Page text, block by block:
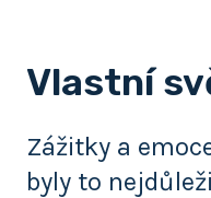
Vlastní
Zážitky a
byly to